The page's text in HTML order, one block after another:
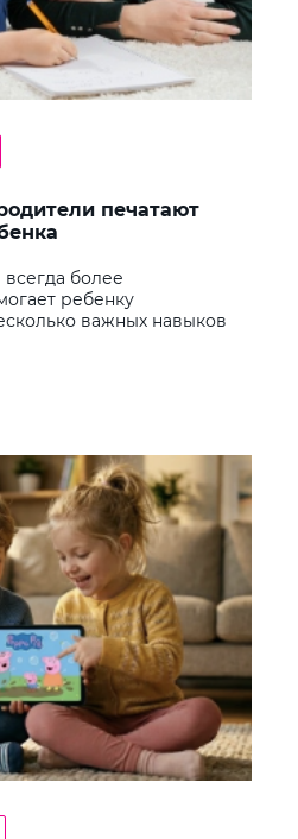
печатают
более
ребенку
важных навыков